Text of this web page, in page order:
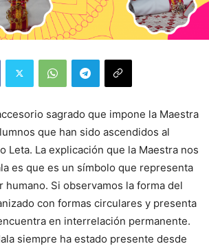
sagrado que impone la Maestra
que han sido ascendidos al
Leta. La explicación que la Maestra nos
es que es un símbolo que representa
humano. Si observamos la forma del
con formas circulares y presenta
en interrelación permanente.
siempre ha estado presente desde